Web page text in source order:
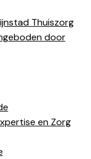
Thuiszorg
door
en Zorg